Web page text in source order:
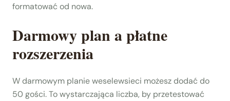
formatować od nowa.
Darmowy plan a płatne
rozszerzenia
W darmowym planie weselewsieci możesz dodać do
50 gości. To wystarczająca liczba, by przetestować